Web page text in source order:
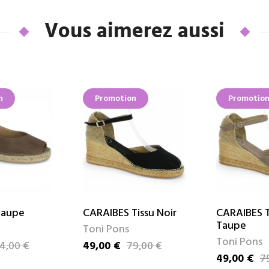
Vous aimerez aussi
€
Promotion
CARAIBES Tissu Noir
Toni Pons
Prix
49,00 €
Prix de base79,00 €
Promotion
CARAIBES
Taupe
Toni Pons
Prix
49,00 €
Prix de base